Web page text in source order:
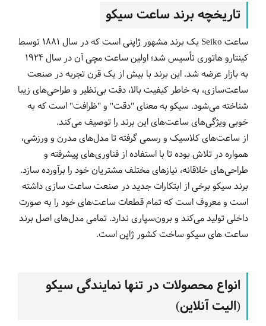
تاریخچه‌ برند ساعت سیکو
ساعت Seiko یک برند مشهور ژاپنی است که در سال 1881 توسط
کینتارو هاتوری تأسیس شد؛ اولین ساعت مچی آن در سال ۱۹۲۴
به بازار عرضه شد. این برند با بیش از یک قرن تجربه در صنعت
ساعت‌سازی، به خاطر کیفیت بالا، دقت بی‌نظیر و طراحی‌های زیبا
شناخته می‌شود. سیکو به معنای "دقت" و "ظرافت" است که به
خوبی ویژگی‌های ساعت‌های این برند را توصیف می‌کند.
از ساعت‌های کلاسیک و رسمی گرفته تا مدل‌های مدرن و ورزشی،
همواره در تلاش بوده تا با استفاده از فناوری‌های پیشرفته و
طراحی‌های خلاقانه، نیازهای مختلف مشتریان خود را برآورده سازد.
برند سیکو برخی از ابتکارات جدید در صنعت ساعت سازی داشته
است و معروف است که تمام قطعات ساعت‌های خود را به صورت
داخلی تولید می‌کند و برون‌سپاری ندارد. تمامی مدل‌های اصل برند
ساعت های سیکو ساخت کشور ژاپن است.
انواع محصولات در تنها نمایندگی سیکو
(الیت آنلاین)